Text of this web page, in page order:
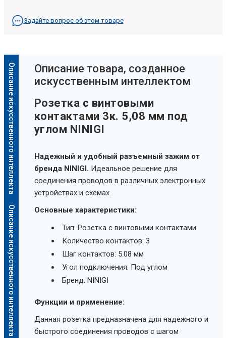
Задайте вопрос об этом товаре
Описание искусственного интеллекта
Описание искусственного интеллекта
Oписание товара, созданное
искусственным интеллектом
Розетка с винтовыми
контактами 3к. 5,08 мм под
углом NINIGI
Надежный и удобный разъемный зажим от
бренда NINIGI. Идеальное решение для
соединения проводов в различных электронных
устройствах и схемах.
Основные характеристики:
Тип: Розетка с винтовыми контактами
Количество контактов: 3
Шаг контактов: 5.08 мм
Угол подключения: Под углом
Бренд: NINIGI
Функции и применение:
Данная розетка предназначена для надежного и
быстрого соединения проводов с шагом